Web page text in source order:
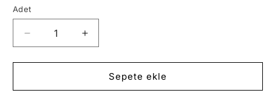
Adet
Adet
Yırtmaçlı
Belden
Bağlama
Önlük
Yırtmaçlı
Belden
Bağlama
Önlük
Sepete ekle